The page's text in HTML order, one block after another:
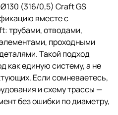
(316/0,5) Craft GS
вместе с
трубами, отводами,
проходными
Такой подход
как единую систему, а не
Если сомневаетесь,
и схему трассы —
без ошибки по диаметру,